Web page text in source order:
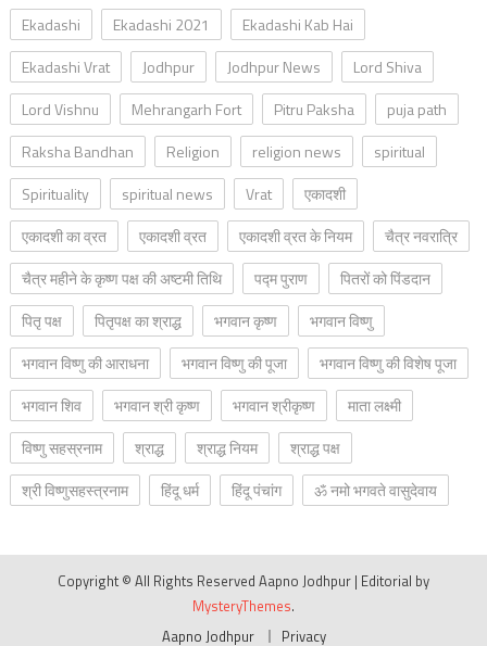
Ekadashi Ekadashi 2021
Ekadashi Kab Hai
Ekadashi Vrat
Jodhpur Jodhpur News
Lord Shiva
Lord Vishnu
Mehrangarh Fort Pitru Paksha
puja path
Raksha Bandhan
Religion religion news
spiritual
Spirituality
spiritual news Vrat
एकादशी
एकादशी का व्रत
एकादशी व्रत एकादशी व्रत के नियम
चैत्र नवरात्रि
चैत्र महीने के कृष्ण पक्ष की अष्टमी तिथि
पद्म पुराण
पितरों को पिंडदान
पितृ पक्ष
पितृपक्ष का श्राद्ध भगवान कृष्ण
भगवान विष्णु
भगवान विष्णु की आराधना
भगवान विष्णु की पूजा
भगवान विष्णु की विशेष पूजा
भगवान शिव
भगवान श्री कृष्ण भगवान श्रीकृष्ण
माता लक्ष्मी
विष्णु सहस्रनाम
श्राद्ध श्राद्ध नियम
श्राद्ध पक्ष
श्री विष्णुसहस्त्रनाम
हिंदू धर्म हिंदू पंचांग ॐ नमो भगवते वासुदेवाय
Copyright © All Rights Reserved Aapno Jodhpur | Editorial by
MysteryThemes.
Aapno Jodhpur
Privacy